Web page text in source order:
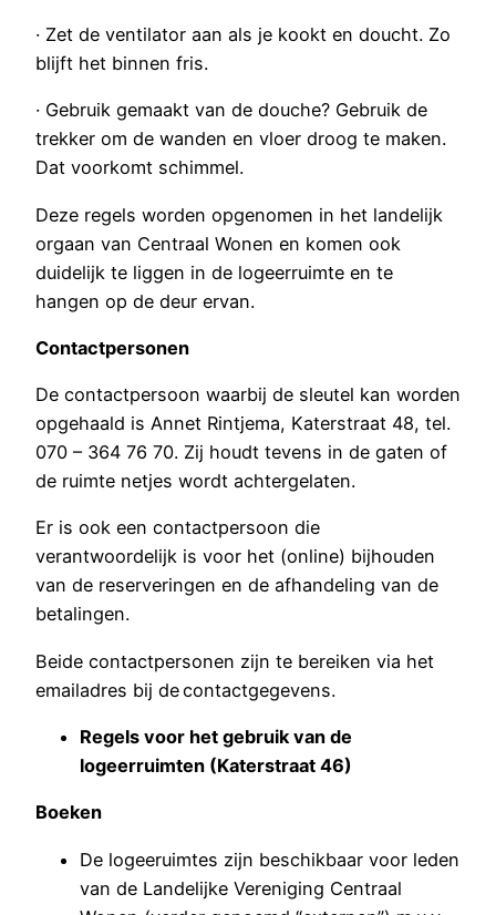
· Zet de ventilator aan als je kookt en doucht. Zo
blijft het binnen fris.
· Gebruik gemaakt van de douche? Gebruik de
trekker om de wanden en vloer droog te maken.
Dat voorkomt schimmel.
Deze regels worden opgenomen in het landelijk
orgaan van Centraal Wonen en komen ook
duidelijk te liggen in de logeerruimte en te
hangen op de deur ervan.
Contactpersonen
De contactpersoon waarbij de sleutel kan worden
opgehaald is Annet Rintjema, Katerstraat 48, tel.
070 – 364 76 70. Zij houdt tevens in de gaten of
de ruimte netjes wordt achtergelaten.
Er is ook een contactpersoon die
verantwoordelijk is voor het (online) bijhouden
van de reserveringen en de afhandeling van de
betalingen.
Beide contactpersonen zijn te bereiken via het
emailadres bij de contactgegevens.
Regels voor het gebruik van de
logeerruimten (Katerstraat 46)
Boeken
De logeeruimtes zijn beschikbaar voor leden
van de Landelijke Vereniging Centraal